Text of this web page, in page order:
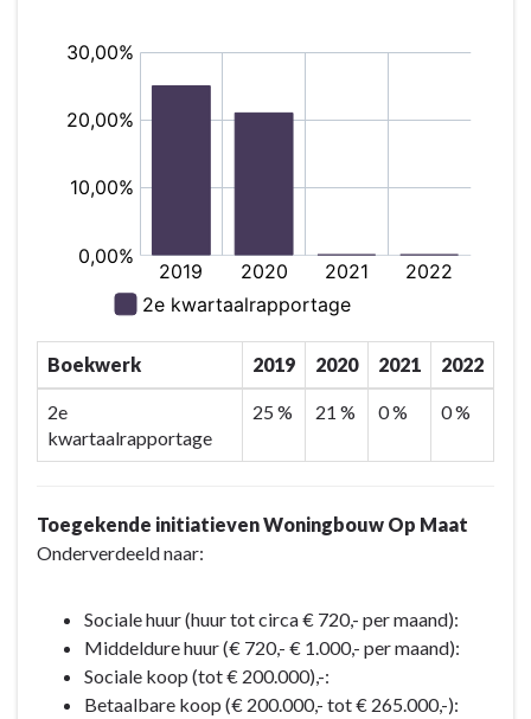
Boekwerk 2019 2020 2021 2022
2e
kwartaalrapportage
25 % 21 % 0 % 0 %
Toegekende initiatieven Woningbouw Op Maat
Onderverdeeld naar:
Sociale huur (huur tot circa € 720,- per maand):
Middeldure huur (€ 720,- € 1.000,- per maand):
Sociale koop (tot € 200.000),-:
Betaalbare koop (€ 200.000,- tot € 265.000,-):